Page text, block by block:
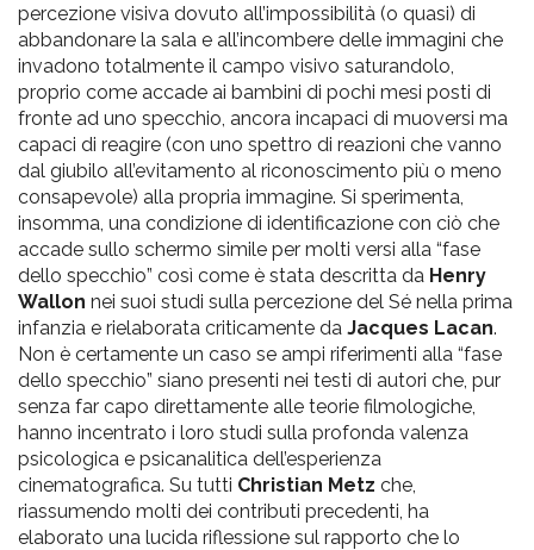
percezione visiva dovuto all’impossibilità (o quasi) di
abbandonare la sala e all’incombere delle immagini che
invadono totalmente il campo visivo saturandolo,
proprio come accade ai bambini di pochi mesi posti di
fronte ad uno specchio, ancora incapaci di muoversi ma
capaci di reagire (con uno spettro di reazioni che vanno
dal giubilo all’evitamento al riconoscimento più o meno
consapevole) alla propria immagine. Si sperimenta,
insomma, una condizione di identificazione con ciò che
accade sullo schermo simile per molti versi alla “fase
dello specchio” così come è stata descritta da Henry
Wallon nei suoi studi sulla percezione del Sé nella prima
infanzia e rielaborata criticamente da Jacques Lacan.
Non è certamente un caso se ampi riferimenti alla “fase
dello specchio” siano presenti nei testi di autori che, pur
senza far capo direttamente alle teorie filmologiche,
hanno incentrato i loro studi sulla profonda valenza
psicologica e psicanalitica dell’esperienza
cinematografica. Su tutti Christian Metz che,
riassumendo molti dei contributi precedenti, ha
elaborato una lucida riflessione sul rapporto che lo